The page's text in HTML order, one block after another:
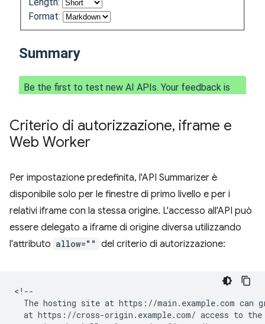
Criterio di autorizzazione, iframe e
Web Worker
Per impostazione predefinita, l'API Summarizer è
disponibile solo per le finestre di primo livello e per i
relativi iframe con la stessa origine. L'accesso all'API può
essere delegato a iframe di origine diversa utilizzando
l'attributo allow="" del criterio di autorizzazione:
<!--
The hosting site at https://main.example.com can
at https://cross-origin.example.com/ access to